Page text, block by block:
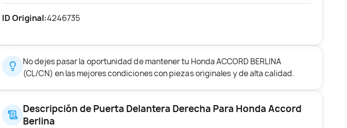
ID Original:4246735
No dejes pasar la oportunidad de mantener tu Honda ACCORD BERLINA
(CL/CN) en las mejores condiciones con piezas originales y de alta calidad.
Descripción de Puerta Delantera Derecha Para Honda Accord
Berlina